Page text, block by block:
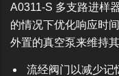
A0311-S 多支路进样
的情况下优化响应时
外置的真空泵来维持
流经阀门以减少记